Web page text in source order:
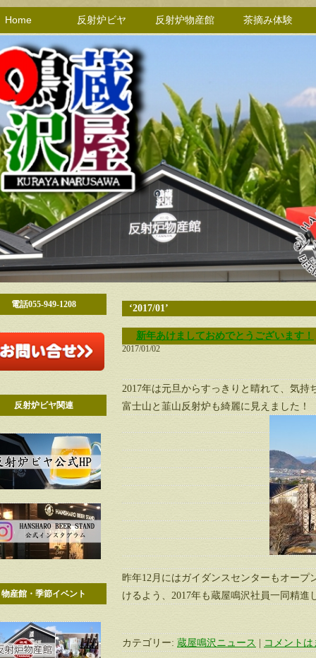
Home 反射炉ビヤ 反射炉物産館 茶摘み体験
電話055-949-1208
反射炉ビヤ関連
物産館・季節イベント
‘2017/01’
新年あけましておめでとうございます！
2017/01/02
2017年は元旦からすっきりと晴れて、気持
富士山と韮山反射炉も綺麗に見えました！
昨年12月にはガイダンスセンターもオー
けるよう、2017年も蔵屋鳴沢社員一同精進
カテゴリー: 蔵屋鳴沢ニュース コメント